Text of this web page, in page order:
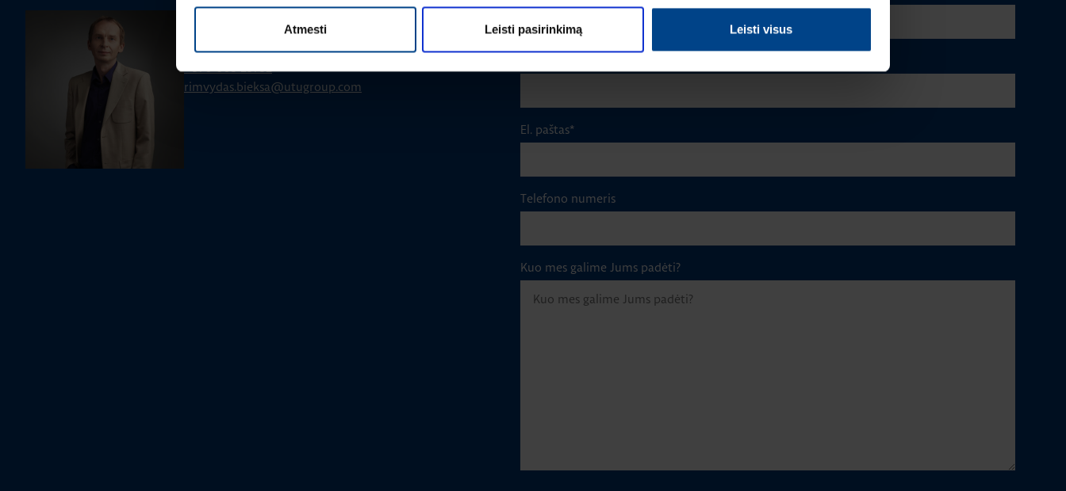
Atmesti Leisti pasirinkimą Leisti visus
Rimvydas Biekša
+370 603 23732
rimvydas.bieksa@utugroup.com
El. paštas*
Telefono numeris
Kuo mes galime Jums padėti?